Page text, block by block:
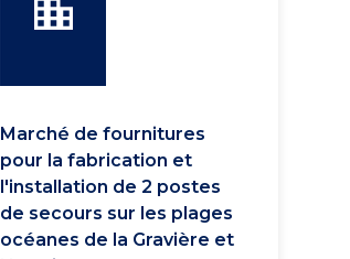
Marché de fournitures
pour la fabrication et
l'installation de 2 postes
de secours sur les plages
océanes de la Gravière et